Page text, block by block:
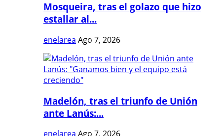
Mosqueira, tras el golazo que hizo
estallar al...
enelarea Ago 7, 2026
Madelón, tras el triunfo de Unión
ante Lanús:...
enelarea Ago 7, 2026